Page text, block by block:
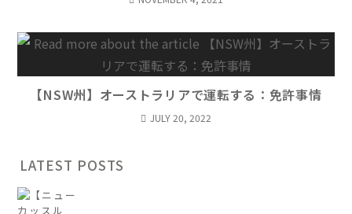
【NSW州】オーストラリアで運転する：免許事情
JULY 20, 2022
LATEST POSTS